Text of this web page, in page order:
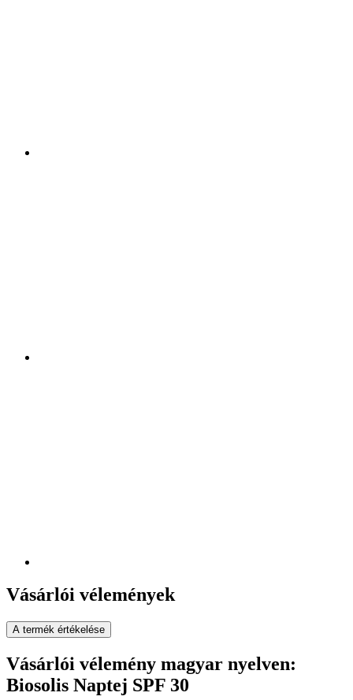
Vásárlói vélemények
A termék értékelése
Vásárlói vélemény magyar nyelven:
Biosolis Naptej SPF 30